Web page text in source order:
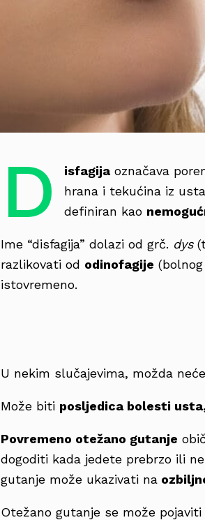
D isfagija označava
hrana i tekućina iz
definiran kao
Ime “disfagija” dolazi od grč. dys
razlikovati od odinofagije
istovremeno.
U nekim slučajevima, možda
Može biti posljedica bolesti
Povremeno otežano gutanje
dogoditi kada jedete prebrzo ili
gutanje može ukazivati na
Otežano gutanje se može pojaviti